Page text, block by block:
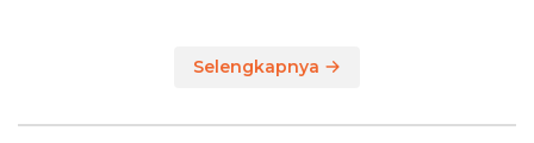
Selengkapnya